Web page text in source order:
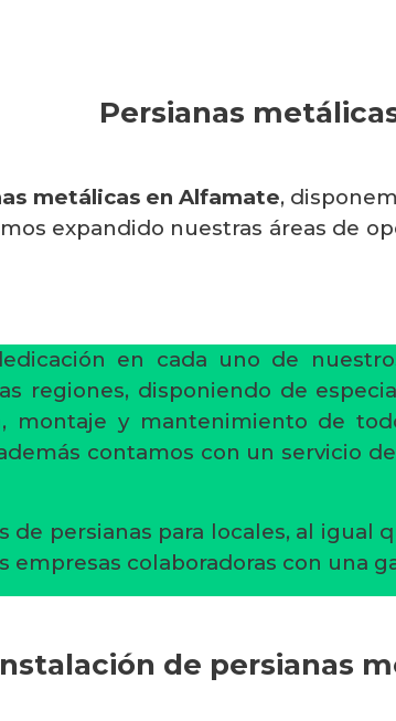
Persianas
metálicas en Alfamate,
expandido nuestras áreas de
en cada uno de
regiones, disponiendo de
montaje y mantenimiento de
contamos con un servicio de
de persianas para locales, al
empresas colaboradoras con una
de persianas